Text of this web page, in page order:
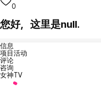
0
您好，这里是null.
信息
项目活动
评论
咨询
女神TV